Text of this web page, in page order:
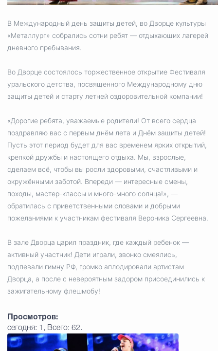
Избирательная
Общественная
Градостроительство и
Государственные организации
Открытые
В Международный день защиты детей, во Дворце культуры
«Металлург» собрались сотни ребят — отдыхающих лагерей
дневного пребывания.
Во Дворце состоялось торжественное открытие Фестиваля
уральского детства, посвященного Международному дню
защиты детей и старту летней оздоровительной компании!
️«Дорогие ребята, уважаемые родители! От всего сердца
поздравляю вас с первым днём лета и Днём защиты детей!
Пусть этот период будет для вас временем ярких открытий,
крепкой дружбы и настоящего отдыха. Мы, взрослые,
сделаем всё, чтобы вы росли здоровыми, счастливыми и
окружёнными заботой. Впереди — интересные смены,
походы, мастер-классы и много-много солнца!», —
обратилась с приветственными словами и добрыми
пожеланиями к участникам фестиваля Вероника Сергеевна.
В зале Дворца царил праздник, где каждый ребенок —
активный участник! Дети играли, звонко смеялись,
подпевали гимну РФ, громко аплодировали артистам
Дворца, а после с невероятным задором присоединились к
зажигательному флешмобу!
Просмотров:
сегодня: 1, Всего: 62.